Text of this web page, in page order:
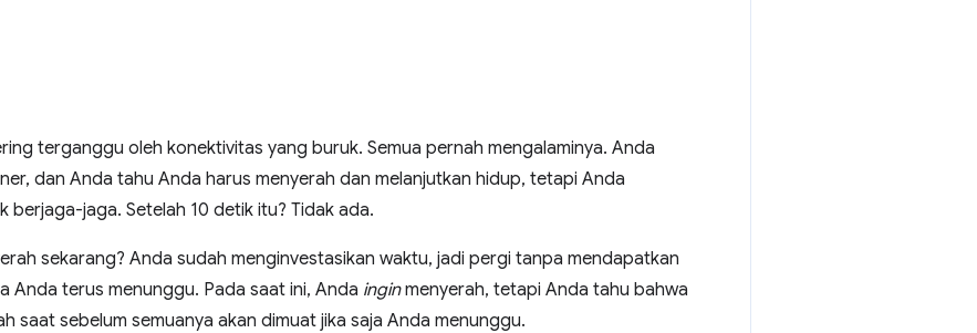
terganggu oleh konektivitas yang buruk. Semua pernah mengalaminya. Anda
dan Anda tahu Anda harus menyerah dan melanjutkan hidup, tetapi Anda
berjaga-jaga. Setelah 10 detik itu? Tidak ada.
sekarang? Anda sudah menginvestasikan waktu, jadi pergi tanpa mendapatkan
Anda terus menunggu. Pada saat ini, Anda inginmenyerah, tetapi Anda tahu bahwa
saat sebelum semuanya akan dimuat jika saja Anda menunggu.